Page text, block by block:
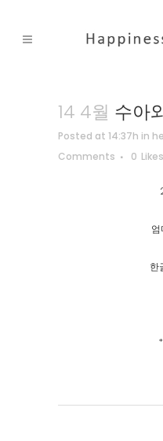
14 4월 수아
Posted at 14:37h in
Comments
0 Likes
한